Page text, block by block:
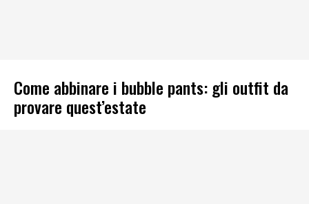
Come abbinare i bubble pants: gli outfit da
provare quest’estate